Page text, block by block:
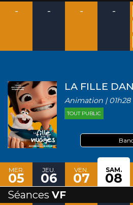
-
- - -
LA FILLE
Animation | 01h28
TOUT PUBLIC
MER.
05
JEU.
06
VEN.
07
SAM.
08
Séances VF